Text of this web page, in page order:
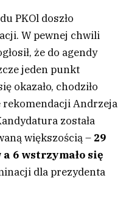
PKOl doszło
W pewnej chwili
że do agendy
jeden punkt
okazało, chodziło
Andrzeja
została
większością – 29
a 6 wstrzymało się
dla prezydenta